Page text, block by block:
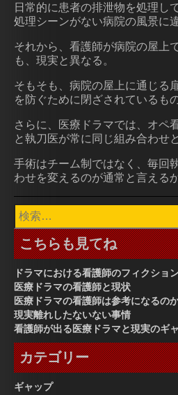
日常的に患者の排泄物を処理し
処理シーンがない病院の風景に
それから、看護師が病院の屋上
も、現実と異なる。
そもそも、病院の屋上に通じる
を防ぐために閉ざされているも
さらに、医療ドラマでは、オペ
と執刀医が常に同じ組み合わせ
手術はチーム制ではなく、毎回
わせを変えるのが通常と言える
検
索:
こちらも見てね
ドラマにおける看護師のフィクショ
医療ドラマの看護師と現状
医療ドラマの看護師は参考になるの
現実離れしたないない事情
看護師が出る医療ドラマと現実のギ
カテゴリー
ギャップ